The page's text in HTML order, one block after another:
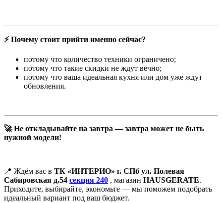
⚡️ Почему стоит прийти именно сейчас?
потому что количество техники ограничено;
потому что такие скидки не ждут вечно;
потому что ваша идеальная кухня или дом уже ждут
обновления.
🚀 Не откладывайте на завтра — завтра может не быть
нужной модели!
📍 Ждём вас в ТК «ИНТЕРИО» г. СПб ул. Полевая
Сабировская д.54 секция 240 , магазин HAUSGERATE.
Приходите, выбирайте, экономьте — мы поможем подобрать
идеальный вариант под ваш бюджет.